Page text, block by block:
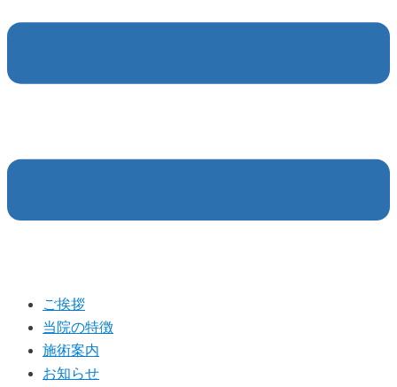
ご挨拶
当院の特徴
施術案内
お知らせ